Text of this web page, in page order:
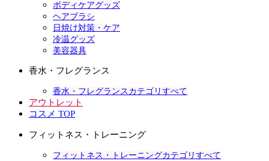
ボディケアグッズ
ヘアブラシ
日焼け対策・ケア
冷温グッズ
美容器具
香水・フレグランス
香水・フレグランスカテゴリすべて
アウトレット
コスメ TOP
フィットネス・トレーニング
フィットネス・トレーニングカテゴリすべて